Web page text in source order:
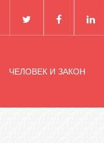
ЧЕЛОВЕК И ЗАКОН